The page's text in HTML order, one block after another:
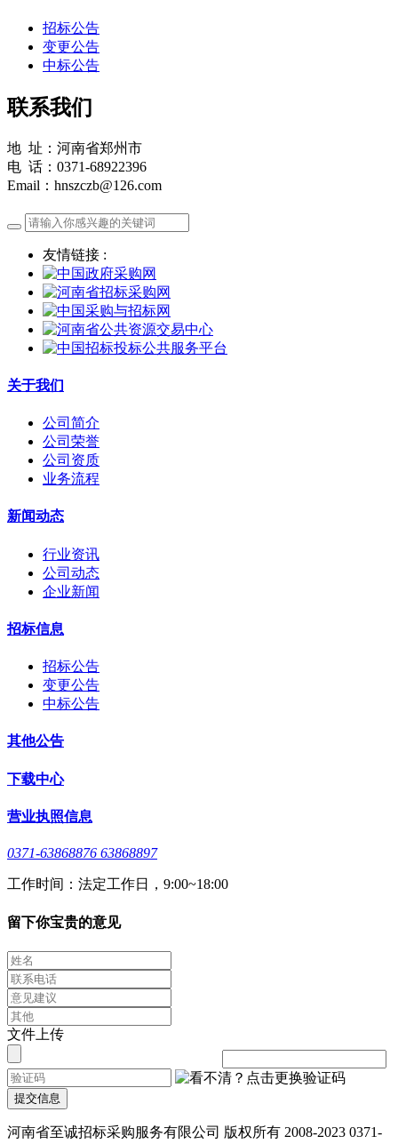
招标公告
变更公告
中标公告
联系我们
地 址：河南省郑州市
电 话：0371-68922396
Email：hnszczb@126.com
友情链接 :
关于我们
公司简介
公司荣誉
公司资质
业务流程
新闻动态
行业资讯
公司动态
企业新闻
招标信息
招标公告
变更公告
中标公告
其他公告
下载中心
营业执照信息
0371-63868876 63868897
工作时间：法定工作日，9:00~18:00
留下你宝贵的意见
文件上传
提交信息
河南省至诚招标采购服务有限公司 版权所有 2008-2023 0371-